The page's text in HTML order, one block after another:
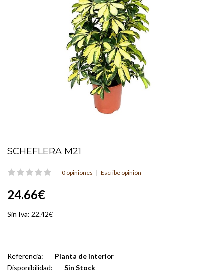
SCHEFLERA M21
0 opiniones | Escribe opinión
24.66€
Sin Iva: 22.42€
Referencia:
Planta de interior
Disponibilidad:
Sin Stock